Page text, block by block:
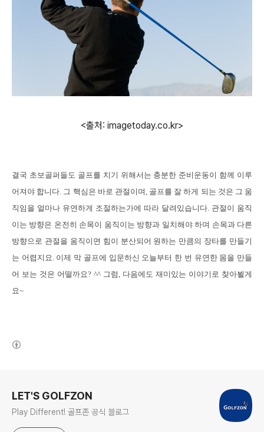
<출처: imagetoday.co.kr>
결국 초보골퍼들도 골프를 치기 위해서는 충분한 준비운동이 함께 이루
어져야 합니다. 그 핵심은 바로 관절이며, 골프를 잘 하게 되는 것은 그 움
직임을 얼마나 유연하게 조절하는가에 따라 달려있습니다. 관절이 움직
이는 방향은 온전히 손목이 움직이는 방향과 일치해야 하며 손목과 다른
방향으로 관절을 움직이면 힘이 분산되어 원하는 만큼의 장타를 만들기
는 어렵지요. 이제 막 골프에 입문하신 오늘부터 한 번 유연한 몸을 만들
어 보는 것은 어떨까요? ^^ 그럼, 다음에도 재미있는 이야기로 찾아뵐게
요~
LET'S GOLFZON
Play Different! 골프존 공식 블로그